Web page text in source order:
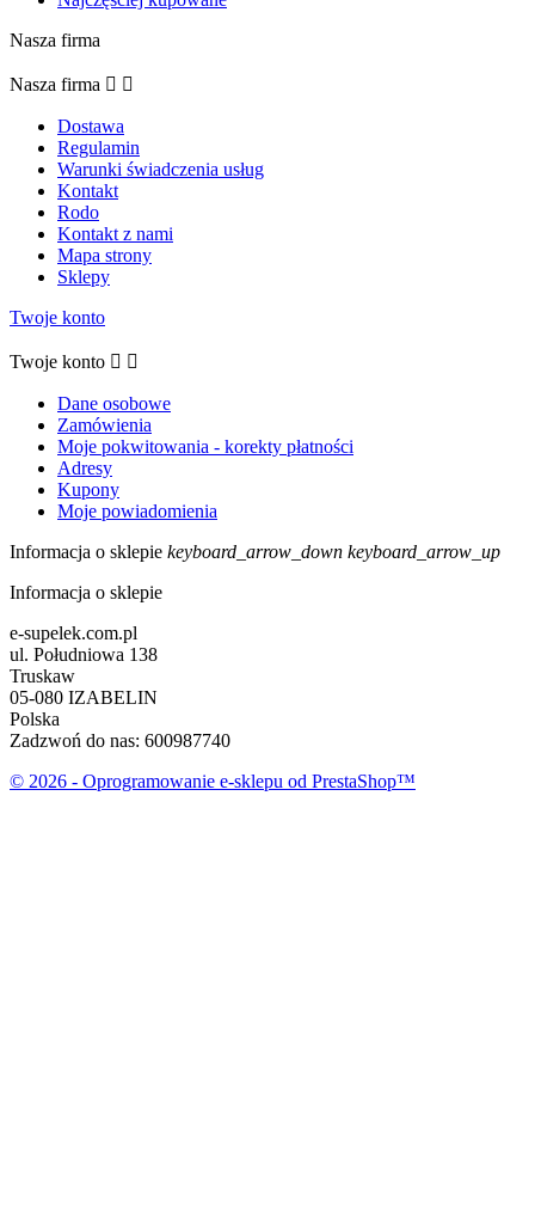
Nasza firma
Nasza firma  
Dostawa
Regulamin
Warunki świadczenia usług
Kontakt
Rodo
Kontakt z nami
Mapa strony
Sklepy
Twoje konto
Twoje konto  
Dane osobowe
Zamówienia
Moje pokwitowania - korekty płatności
Adresy
Kupony
Moje powiadomienia
Informacja o sklepie keyboard_arrow_down keyboard_arrow_up
Informacja o sklepie
e-supelek.com.pl
ul. Południowa 138
Truskaw
05-080 IZABELIN
Polska
Zadzwoń do nas: 600987740
© 2026 - Oprogramowanie e-sklepu od PrestaShop™